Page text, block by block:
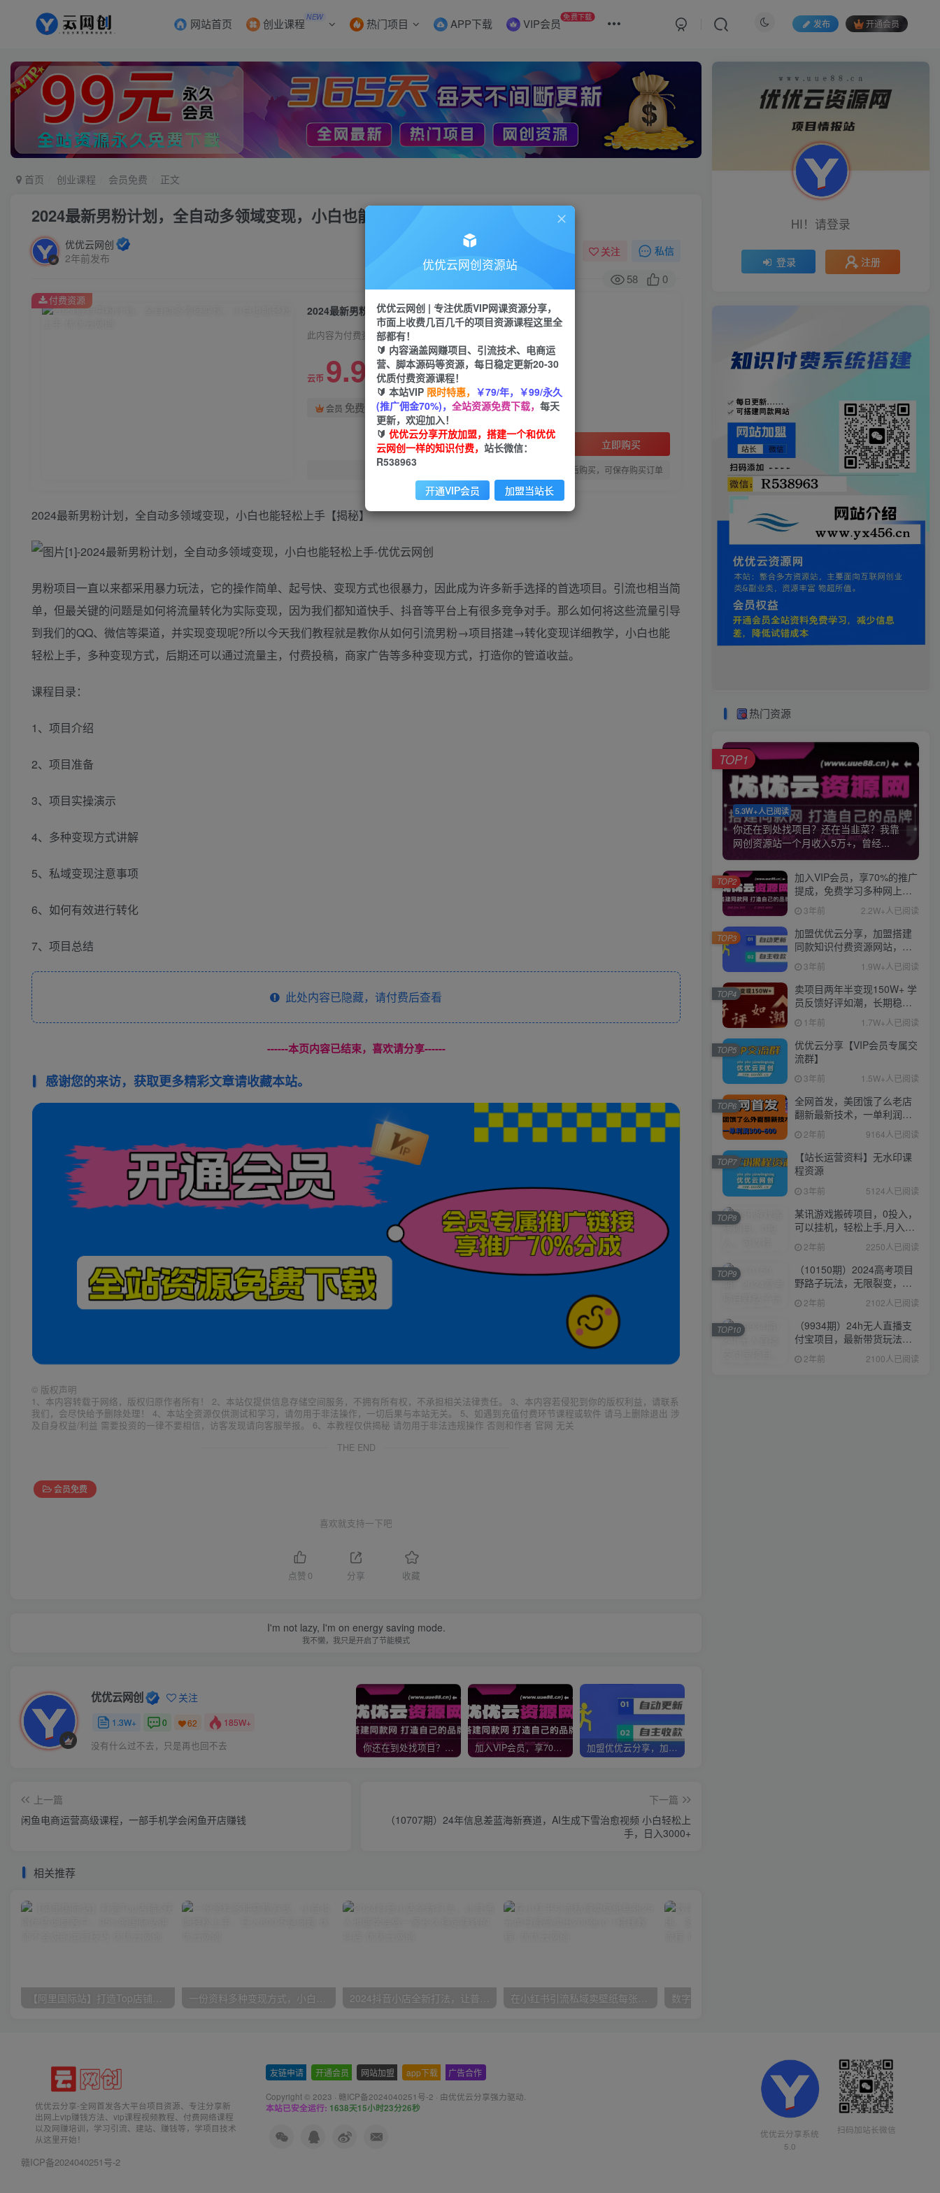
网站首页 创业课程 NEW 热门项目 APP下载 VIP会员 免费下载
发布 开通会员
首页 创业课程 会员免费 正文
2024最新男粉计划，全自动多领域变现，小白也能轻松上手
优优云网创
2年前发布
关注 私信
58 0
2024最新男粉计划，全自动多领域变现，小白也能轻松上手
此内容为付费资源，请付费后查看
云币 9.9 限时特惠
云币99
会员 免费
立即购买
您当前未登录！建议登陆后购买，可保存购买订单
付费资源
2024最新男粉计划，全自动多领域变现，小白也能轻松上手【揭秘】
男粉项目一直以来都采用暴力玩法，它的操作简单、起号快、变现方式也很暴力，因此成为许多新手选择的首选项目。引流也相当简
单，但最关键的问题是如何将流量转化为实际变现，因为我们都知道快手、抖音等平台上有很多竞争对手。那么如何将这些流量引导
到我们的QQ、微信等渠道，并实现变现呢?所以今天我们教程就是教你从如何引流男粉→项目搭建→转化变现详细教学，小白也能
轻松上手，多种变现方式，后期还可以通过流量主，付费投稿，商家广告等多种变现方式，打造你的管道收益。
课程目录：
1、项目介绍
2、项目准备
3、项目实操演示
4、多种变现方式讲解
5、私域变现注意事项
6、如何有效进行转化
7、项目总结
此处内容已隐藏，请付费后查看
------本页内容已结束，喜欢请分享------
感谢您的来访，获取更多精彩文章请收藏本站。
© 版权声明
1、本内容转载于网络，版权归原作者所有！ 2、本站仅提供信息存储空间服务，不拥有所有权，不承担相关法律责任。 3、本内容若侵犯到你的版权利益，请联系
我们，会尽快给予删除处理！ 4、本站全资源仅供测试和学习，请勿用于非法操作，一切后果与本站无关。 5、如遇到充值付费环节课程或软件 请马上删除退出 涉
及自身权益/利益 需要投资的一律不要相信，访客发现请向客服举报。 6、本教程仅供揭秘 请勿用于非法违规操作 否则和作者 官网 无关
THE END
会员免费
喜欢就支持一下吧
点赞 0 分享 收藏
I'm not lazy, I'm on energy saving mode.
我不懒，我只是开启了节能模式
优优云网创 关注
1.3W+ 0 62 185W+
没有什么过不去，只是再也回不去 你还在到处找项目？还在当韭菜？我靠网创资源站一个月收入5万+，曾经我也是个失败者。 加入VIP会员，享70%的推广提成，免费学习多种网上创业课程，菜鸟秒变大神！ 加盟优优云分享，加盟搭建同款知识付费资源网站，实现长期稳定被动收入~
上一篇
闲鱼电商运营高级课程，一部手机学会闲鱼开店赚钱
下一篇
（10707期）24年信息差蓝海新赛道，AI生成下雪治愈视频 小白轻松上
手，日入3000+
相关推荐
【阿里国际站】打造Top店铺&获得优质询盘客户，​95%的国际站讲师不会说的运营技巧 一份资料多种变现方式，小白也能轻松上手，日入800不是问题 2024抖音小店全新打法，让普通人也能学会做一家长久稳定赚钱的抖店 在小红书引流私域卖壁纸每张29元单日最高卖出200张(0-1搭建教程)
HI！请登录
登录 注册
热门资源
5.3W+人已阅读
你还在到处找项目？还在当韭菜？我靠
网创资源站一个月收入5万+，曾经...
TOP1
加入VIP会员，享70%的推广
提成，免费学习多种网上创
业课程，菜鸟秒变大神！
3年前 2.2W+人已阅读
TOP2
加盟优优云分享，加盟搭建
同款知识付费资源网站，实
现长期稳定被动收入~
3年前 1.9W+人已阅读
TOP3
卖项目两年半变现150W+ 学
员反馈好评如潮，长期稳定
变现，可以一直干到老！
1年前 1.7W+人已阅读
TOP4
优优云分享【VIP会员专属交
流群】
3年前 1.5W+人已阅读
TOP5
全网首发，美团饿了么老店
翻新最新技术，一单利润
300-600
2年前 9164人已阅读
TOP6
【站长运营资料】无水印课
程资源
3年前 5124人已阅读
TOP7
某讯游戏搬砖项目，0投入，
可以挂机，轻松上手,月入
3000+上不封顶
2年前 2250人已阅读
TOP8
（10150期）2024高考项目
野路子玩法，无限裂变，最
高一天1W＋！
2年前 2102人已阅读
TOP9
（9934期）24h无人直播支
付宝项目，最新带货玩法，
纯躺赚实测日入500+
2年前 2100人已阅读
TOP10
优优云分享-全网首发各大平台项目资源、专注分享新
出网上vip赚钱方法、vip课程视频教程、付费网络课程
以及网赚培训，学习引流、建站、赚钱等，学项目技术
从这里开始！
友链申请 开通会员 网站加盟 app下载 广告合作
Copyright © 2023 · 赣ICP备2024040251号-2 · 由优优云分享强力驱动.
本站已安全运行: 1638天15小时23分27秒
优优云分享系统
5.0
扫码加站长微信
赣ICP备2024040251号-2
优优云网创资源站
优优云网创 | 专注优质VIP网课资源分享，
市面上收费几百几千的项目资源课程这里全
部都有！
🔰 内容涵盖网赚项目、引流技术、电商运
营、脚本源码等资源，每日稳定更新20-30
优质付费资源课程！
🔰 本站VIP 限时特惠， ￥79/年，￥99/永久
(推广佣金70%)， 全站资源免费下载， 每天
更新，欢迎加入！
🔰 优优云分享开放加盟，搭建一个和优优
云网创一样的知识付费， 站长微信：
R538963
开通VIP会员 加盟当站长